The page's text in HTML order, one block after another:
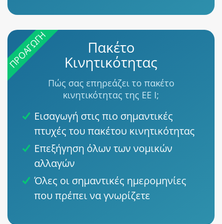
ΠΡΟΑΓΩΓΉ Πακέτο
Κινητικότητας
Πώς σας επηρεάζει το πακέτο
κινητικότητας της ΕΕ I;
Εισαγωγή στις πιο σημαντικές
πτυχές του πακέτου κινητικότητας
Επεξήγηση όλων των νομικών
αλλαγών
Όλες οι σημαντικές ημερομηνίες
που πρέπει να γνωρίζετε